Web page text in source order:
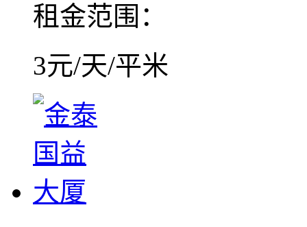
租金范围：
3元/天/平米